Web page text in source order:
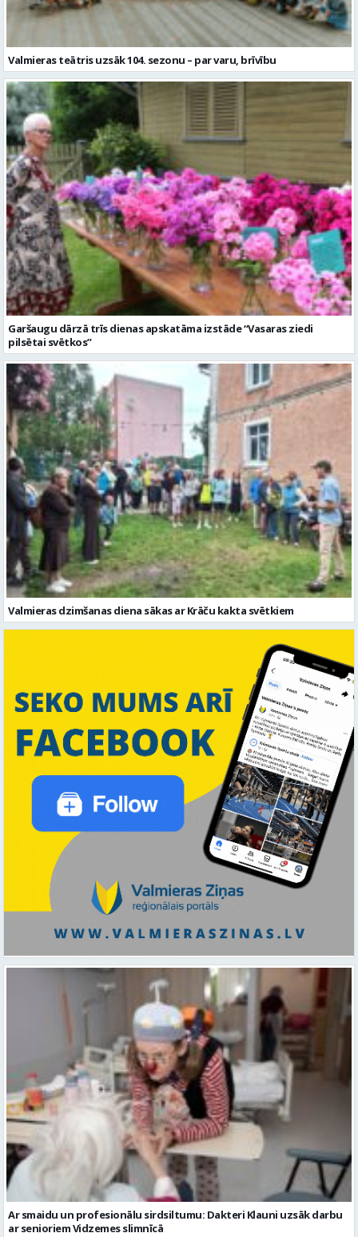
Valmieras teātris uzsāk 104. sezonu – par varu, brīvību
Garšaugu dārzā trīs dienas apskatāma izstāde “Vasaras ziedi
pilsētai svētkos”
Valmieras dzimšanas diena sākas ar Krāču kakta svētkiem
Ar smaidu un profesionālu sirdsiltumu: Dakteri Klauni uzsāk darbu
ar senioriem Vidzemes slimnīcā